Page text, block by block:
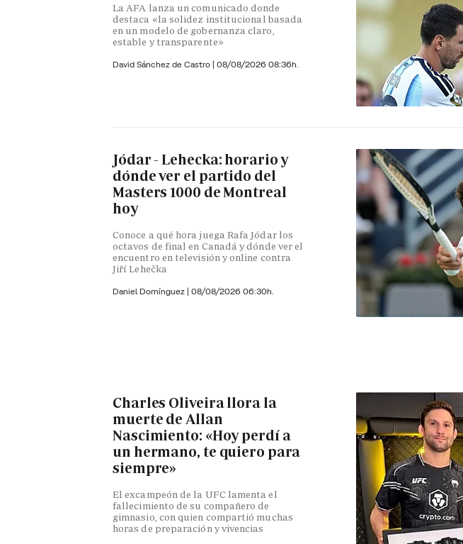
La AFA lanza un comunicado donde
destaca «la solidez institucional basada
en un modelo de gobernanza claro,
estable y transparente»
David Sánchez de Castro | 08/08/2026 08:36h.
Jódar - Lehecka: horario y
dónde ver el partido del
Masters 1000 de Montreal
hoy
Conoce a qué hora juega Rafa Jódar los
octavos de final en Canadá y dónde ver el
encuentro en televisión y online contra
Jiří Lehečka
Daniel Domínguez | 08/08/2026 06:30h.
Charles Oliveira llora la
muerte de Allan
Nascimiento: «Hoy perdí a
un hermano, te quiero para
siempre»
El excampeón de la UFC lamenta el
fallecimiento de su compañero de
gimnasio, con quien compartió muchas
horas de preparación y vivencias